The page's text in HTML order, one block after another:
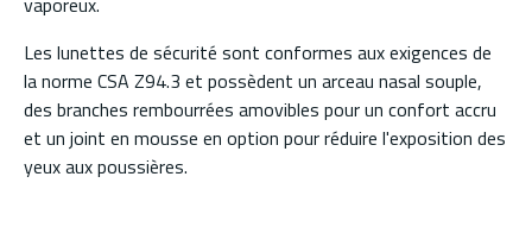
Les lunettes de sécurité sont conformes aux exigences de
la norme CSA Z94.3 et possèdent un arceau nasal souple,
des branches rembourrées amovibles pour un confort accru
et un joint en mousse en option pour réduire l'exposition des
yeux aux poussières.